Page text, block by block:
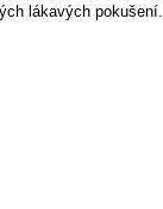
lákavých pokušení.